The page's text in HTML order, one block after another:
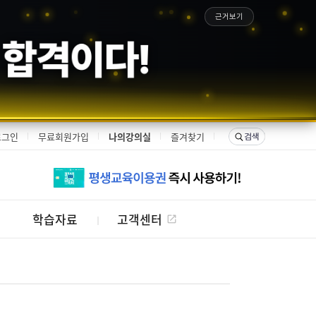
격이다!
근거보기
인 무료회원가입 나의강의실 즐겨찾기
학습자료 고객센터